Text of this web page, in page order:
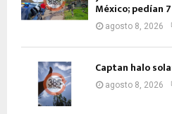
México; pedían
agosto 8, 2026
Captan halo
agosto 8, 2026